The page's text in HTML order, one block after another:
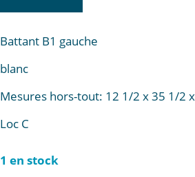
Battant B1 gauche
blanc
Mesures hors-tout: 12 1/2 x 35 1/2
Loc C
1 en stock